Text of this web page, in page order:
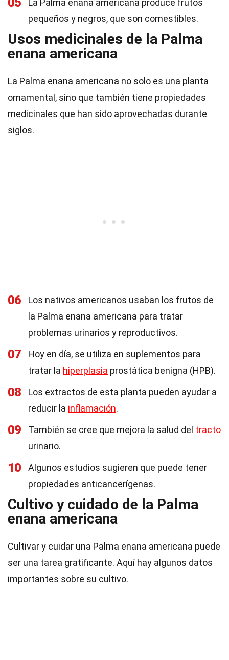
La Palma enana americana produce frutos
pequeños y negros, que son comestibles.
Usos medicinales de la Palma
enana americana
La Palma enana americana no solo es una planta
ornamental, sino que también tiene propiedades
medicinales que han sido aprovechadas durante
siglos.
06
Los nativos americanos usaban los frutos de
la Palma enana americana para tratar
problemas urinarios y reproductivos.
07
Hoy en día, se utiliza en suplementos para
tratar la hiperplasia prostática benigna (HPB).
08
Los extractos de esta planta pueden ayudar a
reducir la inflamación.
09 También se cree que mejora la salud del tracto
urinario.
10
Algunos estudios sugieren que puede tener
propiedades anticancerígenas.
Cultivo y cuidado de la Palma
enana americana
Cultivar y cuidar una Palma enana americana puede
ser una tarea gratificante. Aquí hay algunos datos
importantes sobre su cultivo.